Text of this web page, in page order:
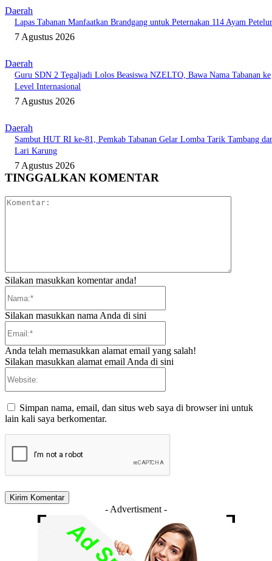
Daerah
Lapas Tabanan Manfaatkan Brandgang untuk Peternakan 114 Ayam Petelur
7 Agustus 2026
Daerah
Guru SDN 2 Tegaljadi Lolos Beasiswa NZELTO, Bawa Nama Tabanan ke
Level Internasional
7 Agustus 2026
Daerah
Sambut HUT RI ke-81, Pemkab Tabanan Gelar Lomba Tarik Tambang
Lari Karung
7 Agustus 2026
TINGGALKAN KOMENTAR
Silakan masukkan komentar anda!
Silakan masukkan nama Anda di sini
Anda telah memasukkan alamat email yang salah!
Silakan masukkan alamat email Anda di sini
Simpan nama, email, dan situs web saya di browser ini untuk
lain kali saya berkomentar.
- Advertisment -